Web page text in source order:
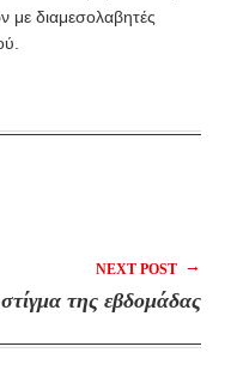
με διαμεσολαβητές
NEXT POST →
της εβδομάδας